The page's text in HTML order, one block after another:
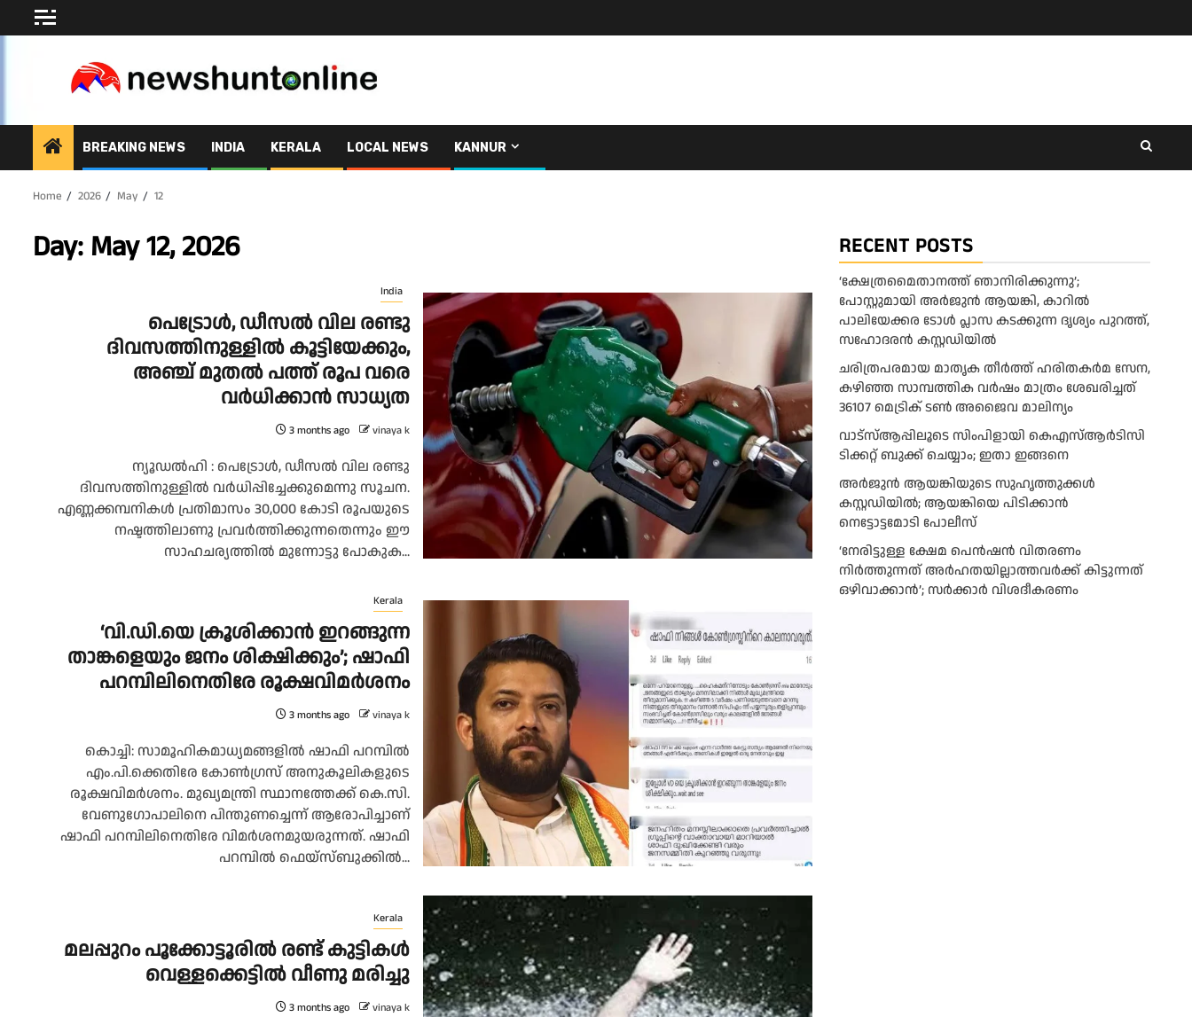
to
BREAKING NEWS INDIA KERALA LOCAL NEWS KANNUR
Home 2026 May 12
Day: May 12, 2026
India
പെട്രോൾ, ഡീസൽ വില രണ്ടു
ദിവസത്തിനുള്ളിൽ കൂട്ടിയേക്കും,
അഞ്ച് മുതൽ പത്ത് രൂപ വരെ
വർധിക്കാൻ സാധ്യത
3 months ago vinaya k
ന്യൂഡൽഹി : പെട്രോൾ, ഡീസൽ വില രണ്ടു
ദിവസത്തിനുള്ളിൽ വർധിപ്പിച്ചേക്കുമെന്നു സൂചന.
എണ്ണക്കമ്പനികൾ പ്രതിമാസം 30,000 കോടി രൂപയുടെ
നഷ്ടത്തിലാണു പ്രവർത്തിക്കുന്നതെന്നും ഈ
സാഹചര്യത്തിൽ മുന്നോട്ടു പോകുക...
Kerala
‘വി.ഡി.യെ ക്രൂശിക്കാൻ ഇറങ്ങുന്ന
താങ്കളെയും ജനം ശിക്ഷിക്കും’; ഷാഫി
പറമ്പിലിനെതിരേ രൂക്ഷവിമർശനം
3 months ago vinaya k
കൊച്ചി: സാമൂഹികമാധ്യമങ്ങളിൽ ഷാഫി പറമ്പിൽ
എം.പി.ക്കെതിരേ കോൺഗ്രസ് അനുകൂലികളുടെ
രൂക്ഷവിമർശനം. മുഖ്യമന്ത്രി സ്ഥാനത്തേക്ക് കെ.സി.
വേണുഗോപാലിനെ പിന്തുണച്ചെന്ന് ആരോപിച്ചാണ്
ഷാഫി പറമ്പിലിനെതിരേ വിമർശനമുയരുന്നത്. ഷാഫി
പറമ്പിൽ ഫെയ്‌സ്ബുക്കിൽ...
Kerala
മലപ്പുറം പൂക്കോട്ടൂരില്‍ രണ്ട് കുട്ടികള്‍
വെള്ളക്കെട്ടില്‍ വീണു മരിച്ചു
3 months ago vinaya k
RECENT POSTS
‘ക്ഷേത്രമൈതാനത്ത് ഞാനിരിക്കുന്നു’;
പോസ്റ്റുമായി അർജുൻ ആയങ്കി, കാറിൽ
പാലിയേക്കര ടോൾ പ്ലാസ കടക്കുന്ന ദൃശ്യം പുറത്ത്,
സഹോദരൻ കസ്റ്റഡിയിൽ
ചരിത്രപരമായ മാതൃക തീര്‍ത്ത് ഹരിതകര്‍മ സേന,
കഴിഞ്ഞ സാമ്പത്തിക വര്‍ഷം മാത്രം ശേഖരിച്ചത്
36107 മെട്രിക് ടണ്‍ അജൈവ മാലിന്യം
വാട്‌സ്ആപ്പിലൂടെ സിംപിളായി കെഎസ്ആര്‍ടിസി
ടിക്കറ്റ് ബുക്ക് ചെയ്യാം; ഇതാ ഇങ്ങനെ
അർജുൻ ആയങ്കിയുടെ സുഹൃത്തുക്കൾ
കസ്റ്റഡിയിൽ; ആയങ്കിയെ പിടിക്കാൻ
നെട്ടോട്ടമോടി പോലീസ്
‘നേരിട്ടുള്ള ക്ഷേമ പെൻഷൻ വിതരണം
നി‍‍ർത്തുന്നത് അർഹതയില്ലാത്തവർക്ക് കിട്ടുന്നത്
ഒഴിവാക്കാൻ’; സർക്കാ‍ർ വിശദീകരണം